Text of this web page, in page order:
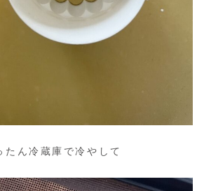
たん冷蔵庫で冷やして